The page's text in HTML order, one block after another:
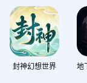
封神幻想世界